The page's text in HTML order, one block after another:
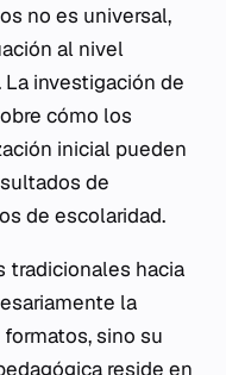
no es universal,
al nivel
investigación de
cómo los
inicial pueden
de
de escolaridad.
tradicionales hacia
la
sino su
reside en